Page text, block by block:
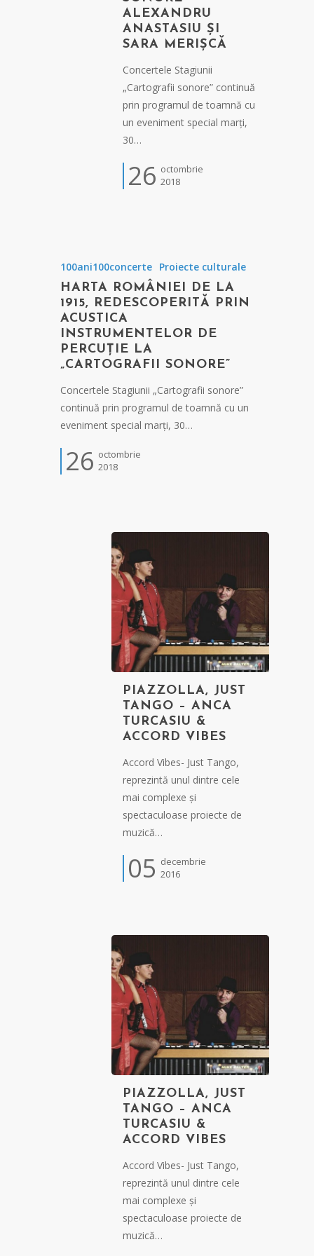
ALEXANDRU
ANASTASIU ȘI
SARA MERIȘCĂ
Concertele Stagiunii
„Cartografii sonore” continuă
prin programul de toamnă cu
un eveniment special marți,
30…
26 octombrie
2018
100ani100concerte Proiecte culturale
HARTA ROMÂNIEI DE LA
1915, REDESCOPERITĂ PRIN
ACUSTICA
INSTRUMENTELOR DE
PERCUȚIE LA
„CARTOGRAFII SONORE”
Concertele Stagiunii „Cartografii sonore”
continuă prin programul de toamnă cu un
eveniment special marți, 30…
26 octombrie
2018
PIAZZOLLA, JUST
TANGO – ANCA
TURCASIU &
ACCORD VIBES
Accord Vibes- Just Tango,
reprezintă unul dintre cele
mai complexe și
spectaculoase proiecte de
muzică…
05 decembrie
2016
PIAZZOLLA, JUST
TANGO – ANCA
TURCASIU &
ACCORD VIBES
Accord Vibes- Just Tango,
reprezintă unul dintre cele
mai complexe și
spectaculoase proiecte de
muzică…